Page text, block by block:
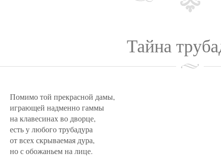
Тайна
Помимо той прекрасной дамы,
играющей надменно гаммы
на клавесинах во дворце,
есть у любого трубадура
от всех скрываемая дура,
но с обожаньем на лице.